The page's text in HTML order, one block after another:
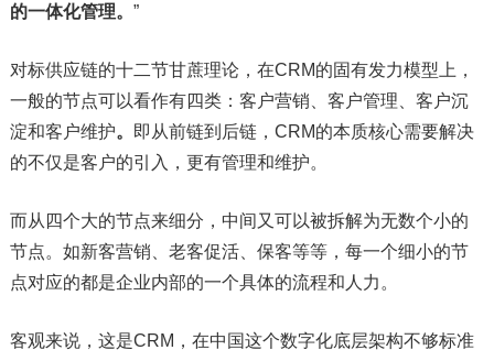
的一体化管理。 ”
对标供应链的十二节甘蔗理论，在CRM的固有发力模型上，
一般的节点可以看作有四类：客户营销、客户管理、客户沉
淀和客户维护。 即从前链到后链，CRM的本质核心需要解决
的不仅是客户的引入，更有管理和维护。
而从四个大的节点来细分，中间又可以被拆解为无数个小的
节点。如新客营销、老客促活、保客等等，每一个细小的节
点对应的都是企业内部的一个具体的流程和人力。
客观来说，这是CRM，在中国这个数字化底层架构不够标准